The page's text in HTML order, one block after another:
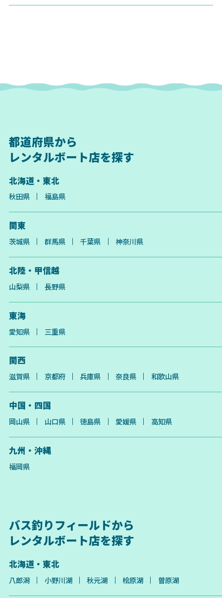
都道府県から
レンタルボート店を探す
北海道・東北
秋田県 福島県
関東
茨城県 群馬県 千葉県 神奈川県
北陸・甲信越
山梨県 長野県
東海
愛知県 三重県
関西
滋賀県 京都府 兵庫県 奈良県 和歌山県
中国・四国
岡山県 山口県 徳島県 愛媛県 高知県
九州・沖縄
福岡県
バス釣りフィールドから
レンタルボート店を探す
北海道・東北
八郎潟 小野川湖 秋元湖 桧原湖 曽原湖